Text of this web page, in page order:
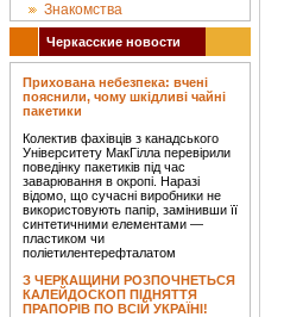
Знакомства
Черкасские новости
Прихована небезпека: вчені
пояснили, чому шкідливі чайні
пакетики
Колектив фахівців з канадського
Університету МакГілла перевірили
поведінку пакетиків під час
заварювання в окропі. Наразі
відомо, що сучасні виробники не
використовують папір, замінивши її
синтетичними елементами —
пластиком чи
поліетилентерефталатом
З ЧЕРКАЩИНИ РОЗПОЧНЕТЬСЯ
КАЛЕЙДОСКОП ПІДНЯТТЯ
ПРАПОРІВ ПО ВСІЙ УКРАЇНІ!